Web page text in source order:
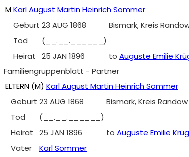
MKarl August Martin Heinrich Sommer
Geburt 23 AUG 1868
Bismark, Kreis
Tod
(__.__.______)
Heirat
25 JAN 1896 to Auguste Emilie
Familiengruppenblatt - Partner
ELTERN (M) Karl August Martin Heinrich Sommer
Geburt 23 AUG 1868
Bismark, Kreis Randow
Tod
(__.__.______)
Heirat
25 JAN 1896 to Auguste Emilie
Vater
Karl Sommer